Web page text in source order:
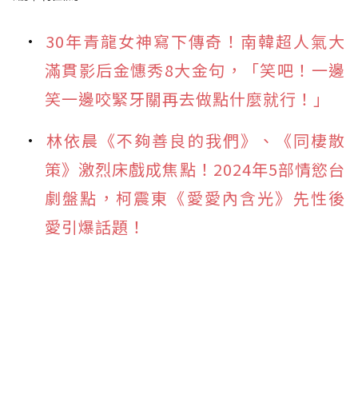
30年青龍女神寫下傳奇！南韓超人氣大
滿貫影后金憓秀8大金句，「笑吧！一邊
笑一邊咬緊牙關再去做點什麼就行！」
林依晨《不夠善良的我們》、《同棲散
策》激烈床戲成焦點！2024年5部情慾台
劇盤點，柯震東《愛愛內含光》先性後
愛引爆話題！